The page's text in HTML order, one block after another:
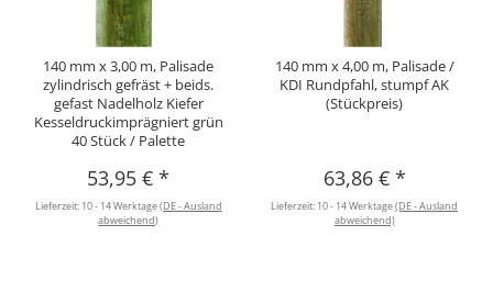
140 mm x 3,00 m, Palisade
zylindrisch gefräst + beids.
gefast Nadelholz Kiefer
Kesseldruckimprägniert grün
40 Stück / Palette
53,95 €*
Lieferzeit: 10 - 14 Werktage(DE - Ausland
abweichend)
140 mm x 4,00 m, Palisade /
KDI Rundpfahl, stumpf AK
(Stückpreis)
63,86 € *
Lieferzeit: 10 - 14 Werktage(DE - Ausland
abweichend)